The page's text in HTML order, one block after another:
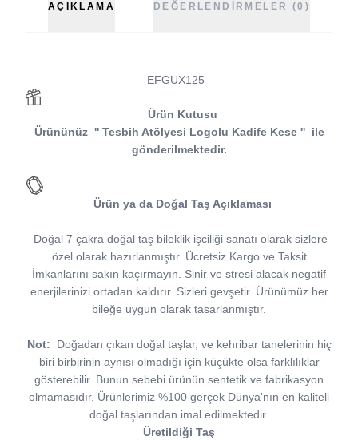
AÇIKLAMA DEĞERLENDIRMELER (0)
EFGUX125
Ürün Kutusu
Ürününüz '' Tesbih Atölyesi Logolu Kadife Kese '' ile
gönderilmektedir.
Ürün ya da Doğal Taş Açıklaması
Doğal 7 çakra doğal taş bileklik işciliği sanatı olarak sizlere
özel olarak hazırlanmıştır. Ücretsiz Kargo ve Taksit
İmkanlarını sakın kaçırmayın. Sinir ve stresi alacak negatif
enerjilerinizi ortadan kaldırır. Sizleri gevşetir. Ürünümüz her
bileğe uygun olarak tasarlanmıştır.
Not: Doğadan çıkan doğal taşlar, ve kehribar tanelerinin hiç
biri birbirinin aynısı olmadığı için küçükte olsa farklılıklar
gösterebilir. Bunun sebebi ürünün sentetik ve fabrikasyon
olmamasıdır. Ürünlerimiz %100 gerçek Dünya'nın en kaliteli
doğal taşlarından imal edilmektedir.
Üretildiği Taş